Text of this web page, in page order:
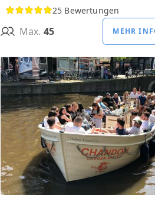
25 Bewertungen
Max. 45 MEHR